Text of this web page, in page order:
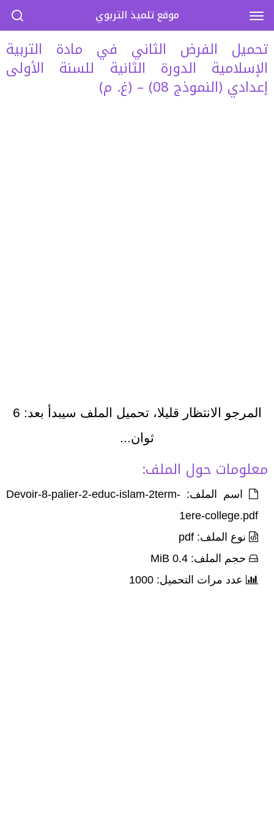
تحميل الفرض الثاني في مادة التربية
الإسلامية الدورة الثانية للسنة الأولى
إعدادي (النموذج 08) – (غ. م)
المرجو الانتظار قليلا، تحميل الملف سيبدأ بعد: 6
ثوان...
معلومات حول الملف:
اسم الملف: Devoir-8-palier-2-educ-islam-2term-
1ere-college.pdf
نوع الملف: pdf
حجم الملف: 0.4 MiB
عدد مرات التحميل: 1000
موقع تلميذ التربوي